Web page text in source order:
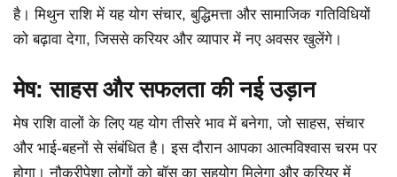
है। मिथुन राशि में यह योग संचार, बुद्धिमत्ता और सामाजिक गतिविधियों
को बढ़ावा देगा, जिससे करियर और व्यापार में नए अवसर खुलेंगे।
मेष: साहस और सफलता की नई उड़ान
मेष राशि वालों के लिए यह योग तीसरे भाव में बनेगा, जो साहस, संचार
और भाई-बहनों से संबंधित है। इस दौरान आपका आत्मविश्वास चरम पर
होगा। नौकरीपेशा लोगों को बॉस का सहयोग मिलेगा और करियर में